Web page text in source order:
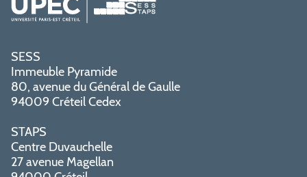
SESS
Immeuble Pyramide
80, avenue du Général de Gaulle
94009 Créteil Cedex
STAPS
Centre Duvauchelle
27 avenue Magellan